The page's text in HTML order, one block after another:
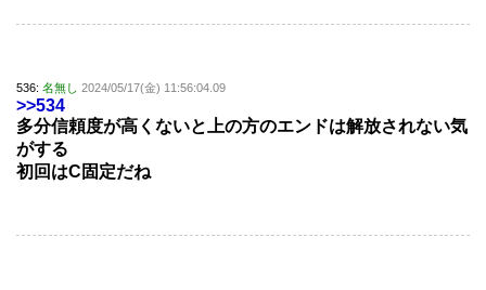
536: 名無し 2024/05/17(金) 11:56:04.09
>>534
多分信頼度が高くないと上の方のエンドは解放されない気
がする
初回はC固定だね